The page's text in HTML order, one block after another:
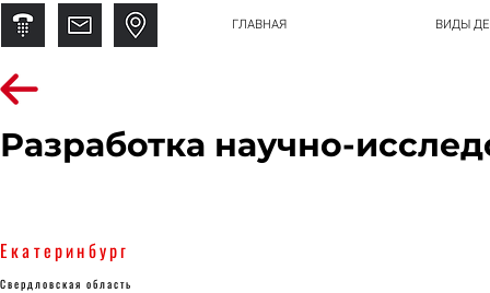
ГЛАВНАЯ ВИДЫ
Разработка научно-
Екатеринбург
Свердловская область